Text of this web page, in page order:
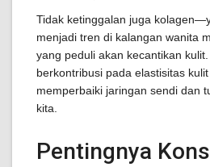
Tidak ketinggalan juga
menjadi tren di kalangan wanita
yang peduli akan kecantikan
berkontribusi pada elastisitas
memperbaiki jaringan sendi dan
kita.
Pentingnya